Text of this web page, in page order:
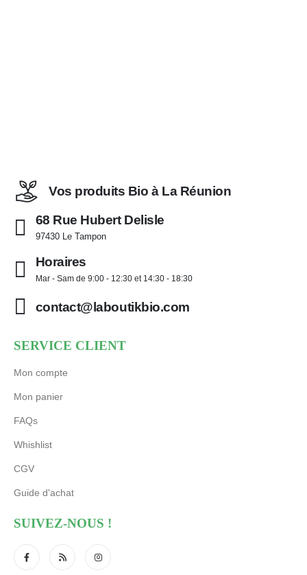
Vos produits Bio à La Réunion
68 Rue Hubert Delisle
97430 Le Tampon
Horaires
Mar - Sam de 9:00 - 12:30 et 14:30 - 18:30
contact@laboutikbio.com
SERVICE CLIENT
Mon compte
Mon panier
FAQs
Whishlist
CGV
Guide d'achat
SUIVEZ-NOUS !